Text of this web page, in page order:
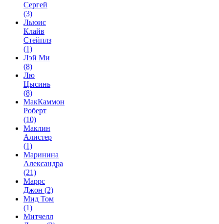
Сергей
(3)
Льюис
Клайв
Стейплз
(1)
Лэй Ми
(8)
Лю
Цысинь
(8)
МакКаммон
Роберт
(10)
Маклин
Алистер
(1)
Маринина
Александра
(21)
Маррс
Джон (2)
Мид Том
(1)
Митчелл